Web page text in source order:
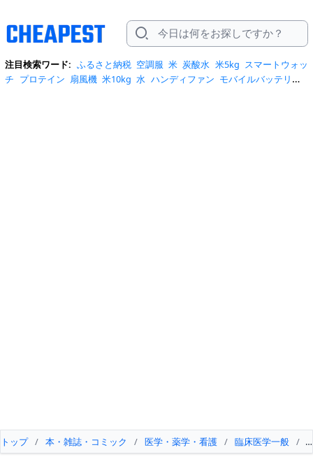
注目検索ワード: ふるさと納税 空調服 米 炭酸水 米5kg スマートウォッ
チ プロテイン 扇風機 米10kg 水 ハンディファン モバイルバッテリー
トップ / 本・雑誌・コミック / 医学・薬学・看護 / 臨床医学一般 /